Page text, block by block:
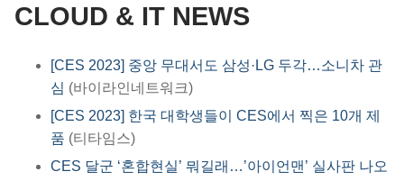
CLOUD & IT NEWS
[CES 2023] 중앙 무대서도 삼성·LG 두각…소니차 관
심 (바이라인네트워크)
[CES 2023] 한국 대학생들이 CES에서 찍은 10개 제
품 (티타임스)
CES 달군 ‘혼합현실’ 뭐길래…’아이언맨’ 실사판 나오